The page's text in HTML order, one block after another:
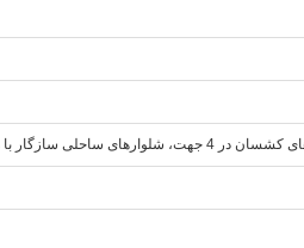
شلوارهای ساحلی سازگار با محیط زیست، لباس‌های شنای بازیافتی